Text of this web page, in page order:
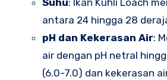
Suhu: Ikan Kuhli Loach
antara 24 hingga 28
pH dan Kekerasan Air:
air dengan pH netral
(6.0-7.0) dan kekerasan